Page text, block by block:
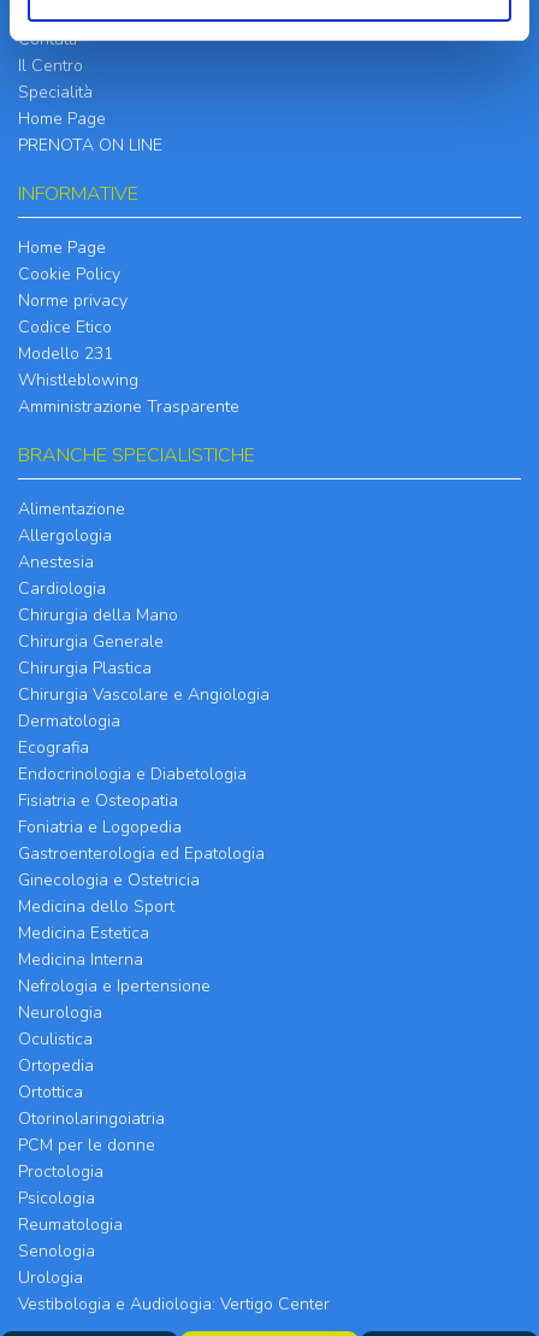
Informazioni
Contatti
Il Centro
Specialità
Home Page
PRENOTA ON LINE
INFORMATIVE
Home Page
Cookie Policy
Norme privacy
Codice Etico
Modello 231
Whistleblowing
Amministrazione Trasparente
BRANCHE SPECIALISTICHE
Alimentazione
Allergologia
Anestesia
Cardiologia
Chirurgia della Mano
Chirurgia Generale
Chirurgia Plastica
Chirurgia Vascolare e Angiologia
Dermatologia
Ecografia
Endocrinologia e Diabetologia
Fisiatria e Osteopatia
Foniatria e Logopedia
Gastroenterologia ed Epatologia
Ginecologia e Ostetricia
Medicina dello Sport
Medicina Estetica
Medicina Interna
Nefrologia e Ipertensione
Neurologia
Oculistica
Ortopedia
Ortottica
Otorinolaringoiatria
PCM per le donne
Proctologia
Psicologia
Reumatologia
Senologia
Urologia
Vestibologia e Audiologia: Vertigo Center